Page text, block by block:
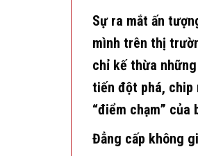
Sự ra mắt ấn
mình trên thị
chỉ kế thừa
tiến đột phá, chip
“điểm chạm” của
Đẳng cấp không